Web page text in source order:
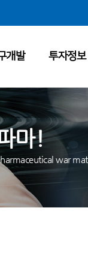
개발 투자정보
마!
war